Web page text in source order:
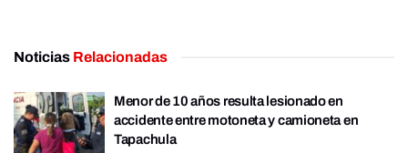
Noticias Relacionadas
Menor de 10 años resulta lesionado en
accidente entre motoneta y camioneta en
Tapachula